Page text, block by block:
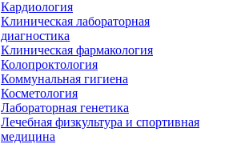
Кардиология
Клиническая лабораторная
диагностика
Клиническая фармакология
Колопроктология
Коммунальная гигиена
Косметология
Лабораторная генетика
Лечебная физкультура и спортивная
медицина